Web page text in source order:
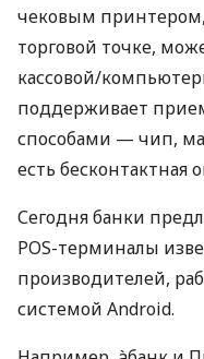
чековым принтером,
торговой точке,
кассовой/
поддерживает
способами — чип,
есть бесконтактная
Сегодня банки
POS-терминалы
производителей,
системой Android.